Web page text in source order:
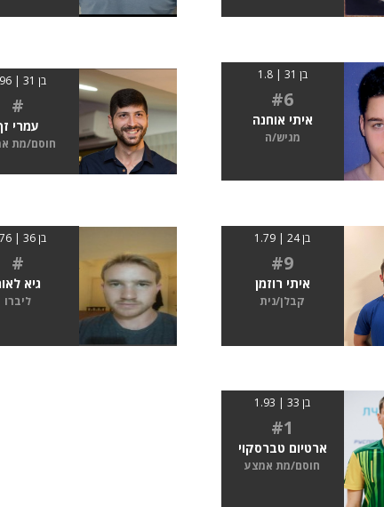
בן 31 | 1.8
#6
איתי אוחנה
מגיש/ה
בן 31 | 1.96
#
עמרי
חוסם/מת
בן 24 | 1.79
#9
איתי רוזמן
קבלן/נית
בן 36 | 1.76
#
גיא
ליברו
בן 33 | 1.93
#1
ארטיום טברסקוי
חוסם/מת אמצע